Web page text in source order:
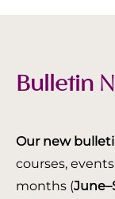
Bulletin
Our new
courses,
months (